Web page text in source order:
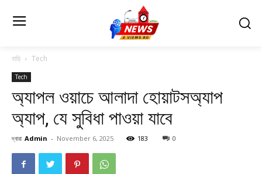
বাড়ি Tech
Tech
অ্যাপল ওয়াচে আলাদা হোয়াটসঅ্যাপ
অ্যাপ, যে সুবিধা পাওয়া যাবে
দ্বারা Admin - November 6, 2025 183 0